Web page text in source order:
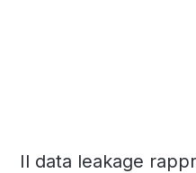
Il data leakage